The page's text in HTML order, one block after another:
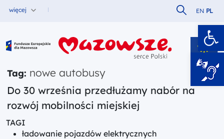
więcej Szukaj w
EN PL
Fundusze Europejskie dla Mazowsza
Tag: nowe autobusy
Do 30 września przedłużamy nabór na
rozwój mobilności miejskiej
TAGI
ładowanie pojazdów elektrycznych